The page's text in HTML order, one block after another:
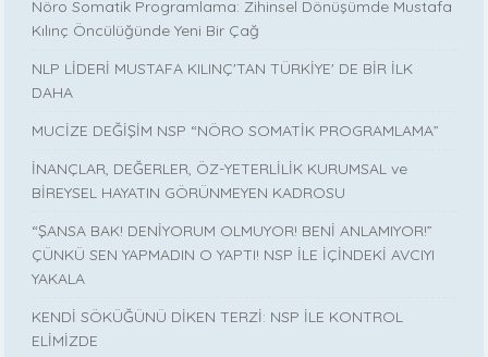
Nöro Somatik Programlama: Zihinsel Dönüşümde Mustafa
Kılınç Öncülüğünde Yeni Bir Çağ
NLP LİDERİ MUSTAFA KILINÇ'TAN TÜRKİYE' DE BİR İLK
DAHA
MUCİZE DEĞİŞİM NSP “NÖRO SOMATİK PROGRAMLAMA”
İNANÇLAR, DEĞERLER, ÖZ-YETERLİLİK KURUMSAL ve
BİREYSEL HAYATIN GÖRÜNMEYEN KADROSU
“ŞANSA BAK! DENİYORUM OLMUYOR! BENİ ANLAMIYOR!”
ÇÜNKÜ SEN YAPMADIN O YAPTI! NSP İLE İÇİNDEKİ AVCIYI
YAKALA
KENDİ SÖKÜĞÜNÜ DİKEN TERZİ: NSP İLE KONTROL
ELİMİZDE